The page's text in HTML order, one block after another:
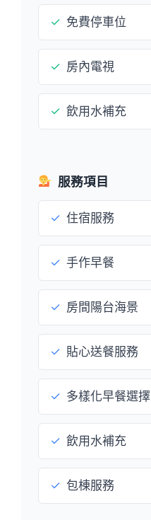
✓ 免費停車位
✓ 房內電視
✓ 飲用水補充
服務項目
✓ 住宿服務
✓ 手作早餐
✓ 房間陽台海景
✓ 貼心送餐服務
✓ 多樣化早餐選擇
✓ 飲用水補充
✓ 包棟服務